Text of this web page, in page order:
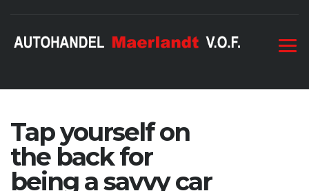
Tap yourself on
the back for
being a savvy car